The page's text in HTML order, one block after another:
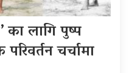
का लागि पुष्प
चर्चामा